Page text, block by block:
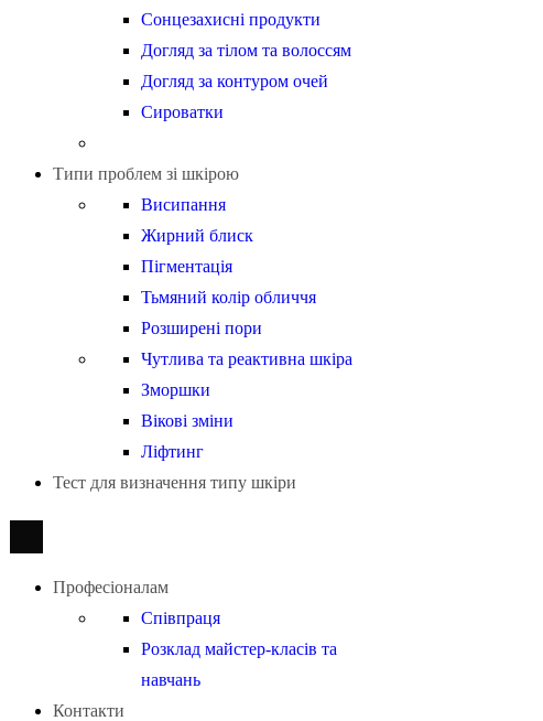
Сонцезахисні продукти
Догляд за тілом та волоссям
Догляд за контуром очей
Сироватки
Типи проблем зі шкірою
Висипання
Жирний блиск
Пігментація
Тьмяний колір обличчя
Розширені пори
Чутлива та реактивна шкіра
Зморшки
Вікові зміни
Ліфтинг
Тест для визначення типу шкіри
Професіоналам
Співпраця
Розклад майстер-класів та
навчань
Контакти